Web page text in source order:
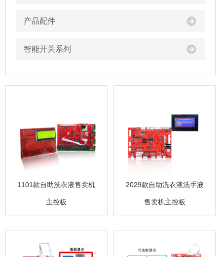
产品配件
智能开关系列
1101款自助洗衣液售卖机
主控板
2029款自助洗衣液洗手液
售卖机主控板